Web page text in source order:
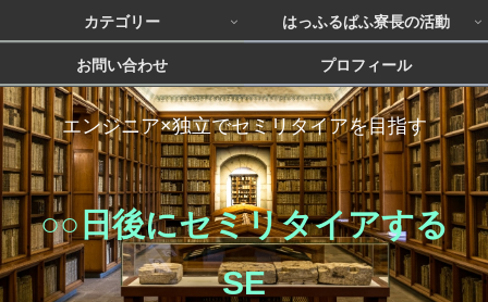
エンジニア×独立でセミリタイアを目指す
○○日後にセミリタイアする
SE
カテゴリー はっふるぱふ寮長の活動
お問い合わせ プロフィール